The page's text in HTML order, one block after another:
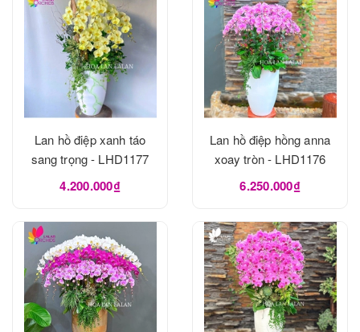
Lan hồ điệp xanh táo
sang trọng - LHD1177
4.200.000₫
Lan hồ điệp hồng anna
xoay tròn - LHD1176
6.250.000₫